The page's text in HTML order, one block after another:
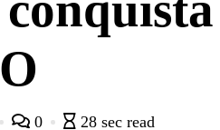
0 28 sec read